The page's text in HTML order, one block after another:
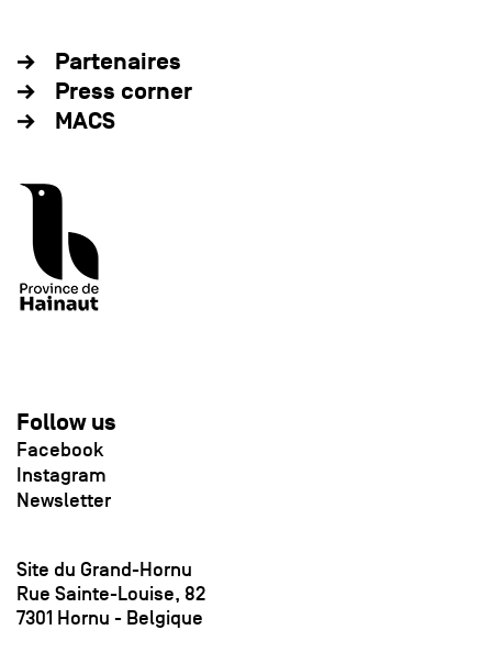
Partenaires
Press corner
MACS
Follow us
Facebook
Instagram
Newsletter
Site du Grand-Hornu
Rue Sainte-Louise, 82
7301 Hornu - Belgique